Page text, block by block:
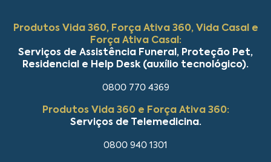
Produtos Vida 360, Força Ativa 360, Vida Casal e
Força Ativa Casal:
Serviços de Assistência Funeral, Proteção Pet,
Residencial e Help Desk (auxílio tecnológico).
0800 770 4369
Produtos Vida 360 e Força Ativa 360:
Serviços de Telemedicina.
0800 940 1301